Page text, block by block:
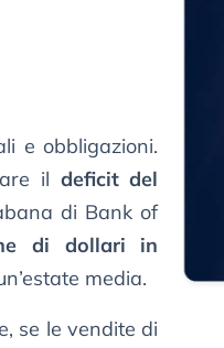
e obbligazioni.
il deficit del
di Bank of
di dollari in
media.
se le vendite di